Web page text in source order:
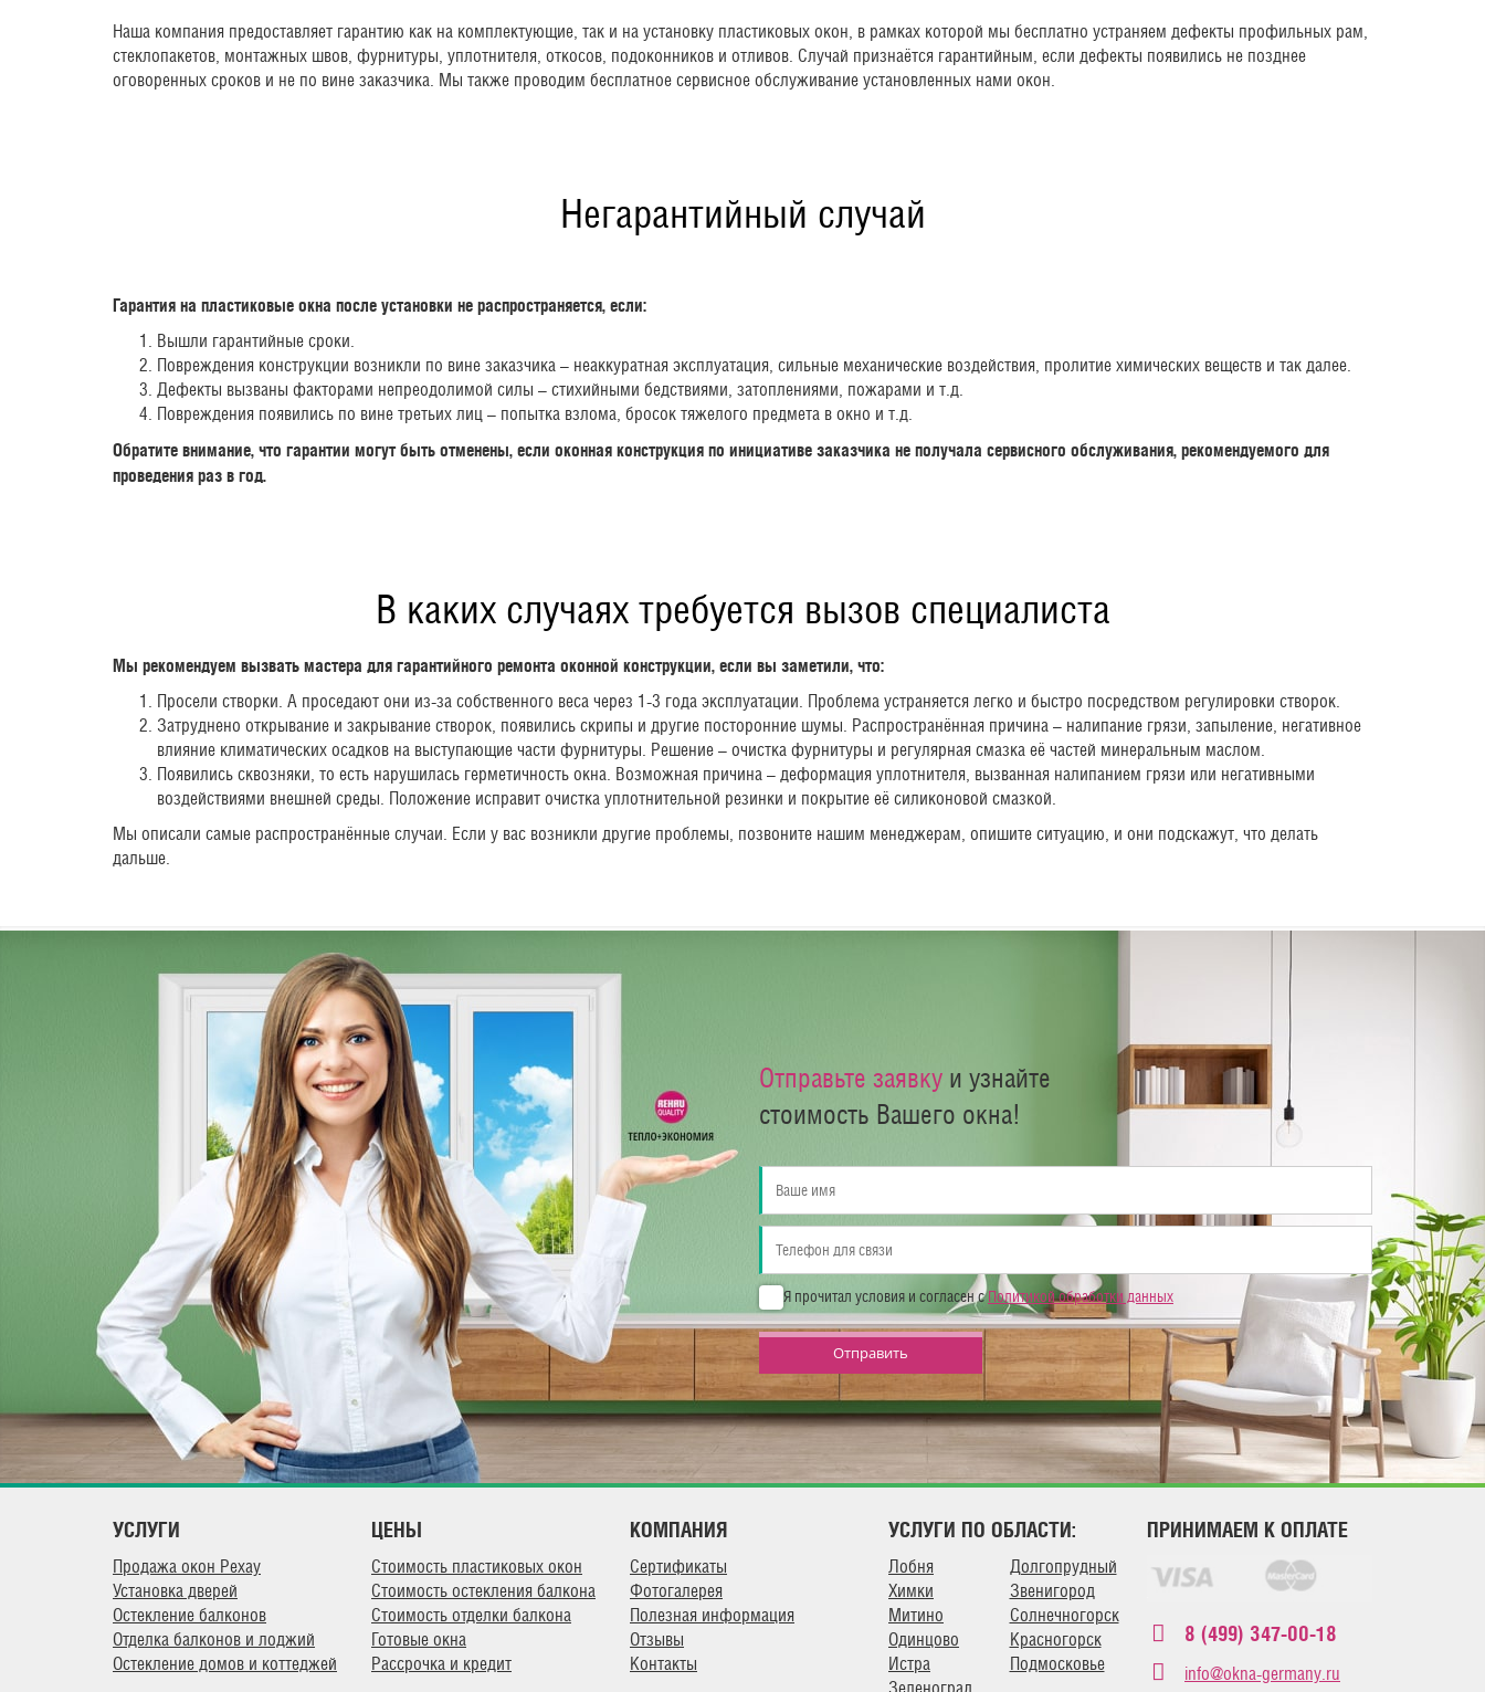
Наша компания предоставляет гарантию как на комплектующие, так и на установку пластиковых окон, в рамках которой мы бесплатно устраняем дефекты профильных рам,
стеклопакетов, монтажных швов, фурнитуры, уплотнителя, откосов, подоконников и отливов. Случай признаётся гарантийным, если дефекты появились не позднее
оговоренных сроков и не по вине заказчика. Мы также проводим бесплатное сервисное обслуживание установленных нами окон.
Негарантийный случай
Гарантия на пластиковые окна после установки не распространяется, если:
Вышли гарантийные сроки.
Повреждения конструкции возникли по вине заказчика – неаккуратная эксплуатация, сильные механические воздействия, пролитие химических веществ и так далее.
Дефекты вызваны факторами непреодолимой силы – стихийными бедствиями, затоплениями, пожарами и т.д.
Повреждения появились по вине третьих лиц – попытка взлома, бросок тяжелого предмета в окно и т.д.
Обратите внимание, что гарантии могут быть отменены, если оконная конструкция по инициативе заказчика не получала сервисного обслуживания, рекомендуемого для
проведения раз в год.
В каких случаях требуется вызов специалиста
Мы рекомендуем вызвать мастера для гарантийного ремонта оконной конструкции, если вы заметили, что:
Просели створки. А проседают они из-за собственного веса через 1-3 года эксплуатации. Проблема устраняется легко и быстро посредством регулировки створок.
Затруднено открывание и закрывание створок, появились скрипы и другие посторонние шумы. Распространённая причина – налипание грязи, запыление, негативное
влияние климатических осадков на выступающие части фурнитуры. Решение – очистка фурнитуры и регулярная смазка её частей минеральным маслом.
Появились сквозняки, то есть нарушилась герметичность окна. Возможная причина – деформация уплотнителя, вызванная налипанием грязи или негативными
воздействиями внешней среды. Положение исправит очистка уплотнительной резинки и покрытие её силиконовой смазкой.
Мы описали самые распространённые случаи. Если у вас возникли другие проблемы, позвоните нашим менеджерам, опишите ситуацию, и они подскажут, что делать
дальше.
Отправьте заявку и узнайте
стоимость Вашего окна!
Я прочитал условия и согласен сПолитикой обработки данных
Отправить
УСЛУГИ
Продажа окон Рехау
Установка дверей
Остекление балконов
Отделка балконов и лоджий
Остекление домов и коттеджей
ЦЕНЫ
Стоимость пластиковых окон
Стоимость остекления балкона
Стоимость отделки балкона
Готовые окна
Рассрочка и кредит
КОМПАНИЯ
Сертификаты
Фотогалерея
Полезная информация
Отзывы
Контакты
УСЛУГИ ПО ОБЛАСТИ:
Лобня
Химки
Митино
Одинцово
Истра
Долгопрудный
Звенигород
Солнечногорск
Красногорск
Подмосковье
ПРИНИМАЕМ К ОПЛАТЕ
8 (499) 347-00-18
info@okna-germany.ru